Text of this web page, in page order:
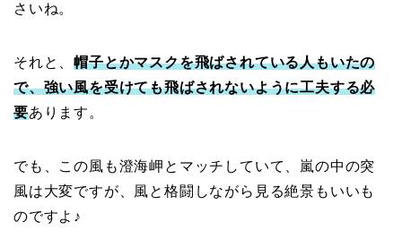
さいね。
それと、帽子とかマスクを飛ばされている人もいたの
で、強い風を受けても飛ばされないように工夫する必
要あります。
でも、この風も澄海岬とマッチしていて、嵐の中の突
風は大変ですが、風と格闘しながら見る絶景もいいも
のですよ♪